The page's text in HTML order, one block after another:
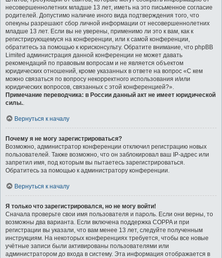
несовершеннолетних младше 13 лет, иметь на это письменное согласие
родителей. Допустимо наличие иного вида подтверждения того, что
опекуны разрешают сбор личной информации от несовершеннолетних
младше 13 лет. Если вы не уверены, применимо ли это к вам, как к
регистрирующемуся на конференции, или к самой конференции,
обратитесь за помощью к юрисконсульту. Обратите внимание, что phpBB
Limited администрация данной конференции не может давать
рекомендаций по правовым вопросам и не является объектом
юридических отношений, кроме указанных в ответе на вопрос «С кем
можно связаться по вопросу некорректного использования и/или
юридических вопросов, связанных с этой конференцией?».
Примечание переводчика: в России данный акт не имеет юридической
силы..
Вернуться к началу
Почему я не могу зарегистрироваться?
Возможно, администратор конференции отключил регистрацию новых
пользователей. Также возможно, что он заблокировал ваш IP-адрес или
запретил имя, под которым вы пытаетесь зарегистрироваться.
Обратитесь за помощью к администратору конференции.
Вернуться к началу
Я только что зарегистрировался, но не могу войти!
Сначала проверьте свои имя пользователя и пароль. Если они верны, то
возможны два варианта. Если включена поддержка COPPA и при
регистрации вы указали, что вам менее 13 лет, следуйте полученным
инструкциям. На некоторых конференциях требуется, чтобы все новые
учётные записи были активированы пользователями или
администратором до входа в систему. Эта информация отображается в